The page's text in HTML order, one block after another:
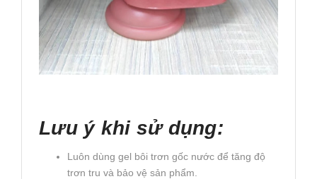
Lưu ý khi sử dụng:
Luôn dùng gel bôi trơn gốc nước để tăng độ
trơn tru và bảo vệ sản phẩm.